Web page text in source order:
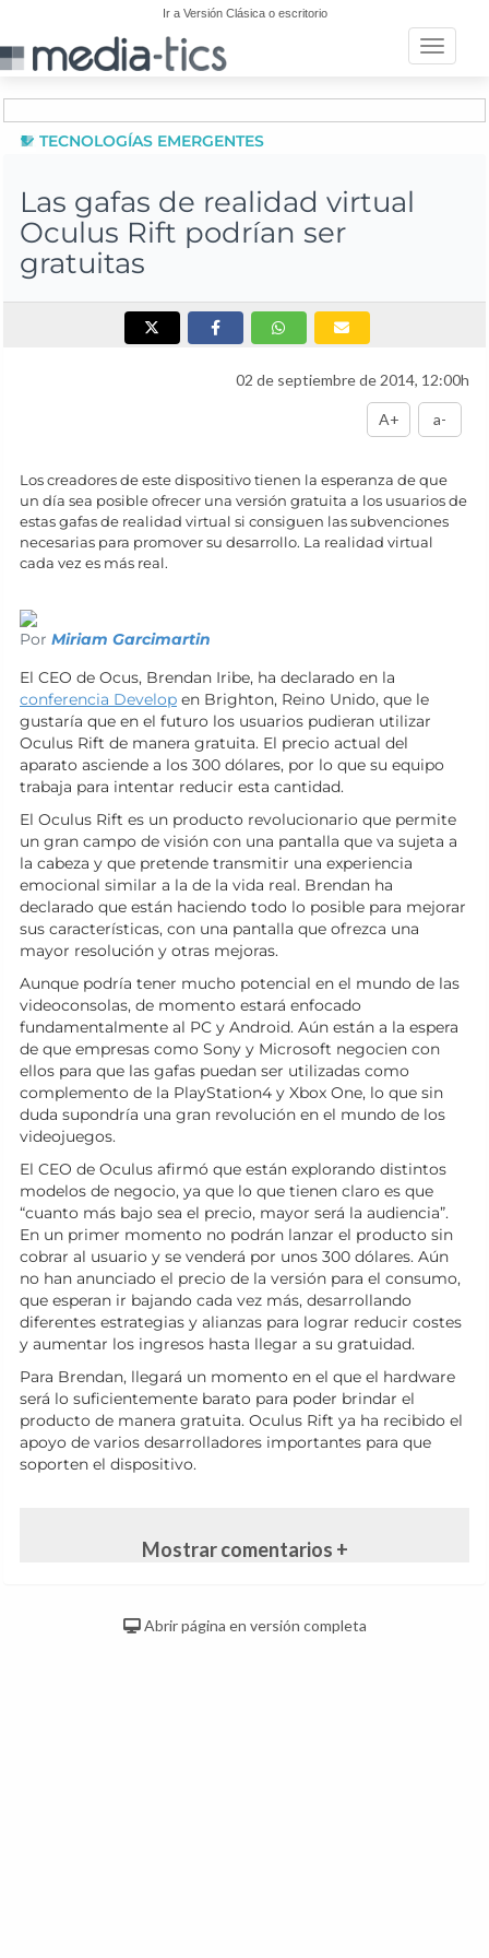
Ir a Versión Clásica o escritorio
Toggle
TECNOLOGÍAS EMERGENTES
Las gafas de realidad virtual
Oculus Rift podrían ser
gratuitas
02 de septiembre de 2014, 12:00h
A+ a-
Los creadores de este dispositivo tienen la esperanza de que
un día sea posible ofrecer una versión gratuita a los usuarios de
estas gafas de realidad virtual si consiguen las subvenciones
necesarias para promover su desarrollo. La realidad virtual
cada vez es más real.
Por Miriam Garcimartin
El CEO de Ocus, Brendan Iribe, ha declarado en la
conferencia Develop en Brighton, Reino Unido, que le
gustaría que en el futuro los usuarios pudieran utilizar
Oculus Rift de manera gratuita. El precio actual del
aparato asciende a los 300 dólares, por lo que su equipo
trabaja para intentar reducir esta cantidad.
El Oculus Rift es un producto revolucionario que permite
un gran campo de visión con una pantalla que va sujeta a
la cabeza y que pretende transmitir una experiencia
emocional similar a la de la vida real. Brendan ha
declarado que están haciendo todo lo posible para mejorar
sus características, con una pantalla que ofrezca una
mayor resolución y otras mejoras.
Aunque podría tener mucho potencial en el mundo de las
videoconsolas, de momento estará enfocado
fundamentalmente al PC y Android. Aún están a la espera
de que empresas como Sony y Microsoft negocien con
ellos para que las gafas puedan ser utilizadas como
complemento de la PlayStation4 y Xbox One, lo que sin
duda supondría una gran revolución en el mundo de los
videojuegos.
El CEO de Oculus afirmó que están explorando distintos
modelos de negocio, ya que lo que tienen claro es que
“cuanto más bajo sea el precio, mayor será la audiencia”.
En un primer momento no podrán lanzar el producto sin
cobrar al usuario y se venderá por unos 300 dólares. Aún
no han anunciado el precio de la versión para el consumo,
que esperan ir bajando cada vez más, desarrollando
diferentes estrategias y alianzas para lograr reducir costes
y aumentar los ingresos hasta llegar a su gratuidad.
Para Brendan, llegará un momento en el que el hardware
será lo suficientemente barato para poder brindar el
producto de manera gratuita. Oculus Rift ya ha recibido el
apoyo de varios desarrolladores importantes para que
soporten el dispositivo.
Mostrar comentarios +
Abrir página en versión completa